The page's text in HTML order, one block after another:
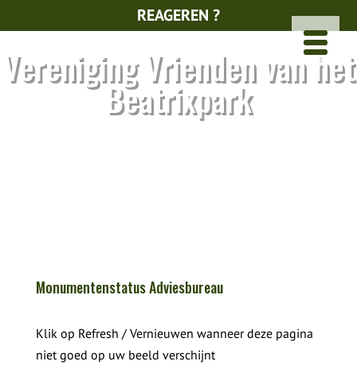
REAGEREN ?
Vereniging Vrienden van het
Beatrixpark
Monumentenstatus Adviesbureau
Klik op Refresh / Vernieuwen wanneer deze pagina
niet goed op uw beeld verschijnt